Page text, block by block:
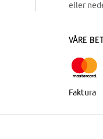
eller
Våre
Faktura